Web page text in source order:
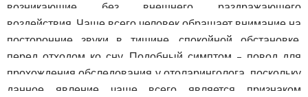
возникающие без внешнего раздражающего
воздействия. Чаще всего человек обращает внимание на
посторонние звуки в тишине, спокойной обстановке,
перед отходом ко сну. Подобный симптом – повод для
прохождения обследования у отоларинголога, поскольку
данное явление чаще всего является признаком